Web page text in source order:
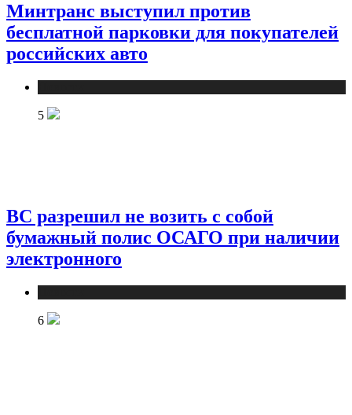
Минтранс выступил против
бесплатной парковки для покупателей
российских авто
5
ВС разрешил не возить с собой
бумажный полис ОСАГО при наличии
электронного
6